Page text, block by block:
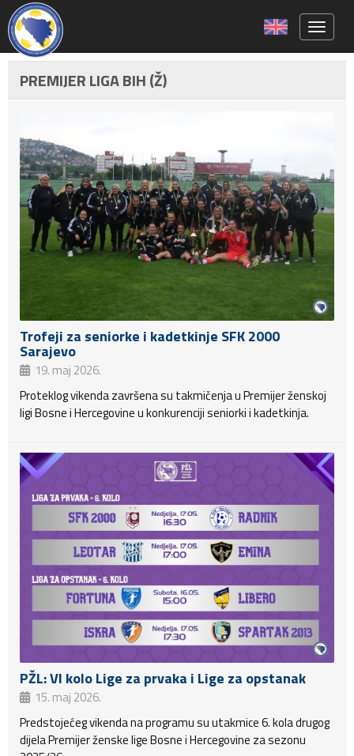
PREMIJER LIGA BIH (Ž)
Trofeji za seniorke i kadetkinje SFK 2000
Sarajevo
19. maj 2026.
Proteklog vikenda završena su takmičenja u Premijer ženskoj
ligi Bosne i Hercegovine u konkurenciji seniorki i kadetkinja.
PŽL: VI kolo Lige za prvaka i Lige za opstanak
15. maj 2026.
Predstojećeg vikenda na programu su utakmice 6. kola drugog
dijela Premijer ženske lige Bosne i Hercegovine za sezonu